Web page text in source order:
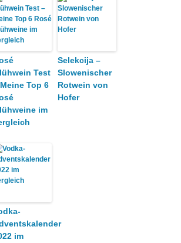
Test
Top 6
im
Selekcija –
Slowenischer
Rotwein von
Hofer
im